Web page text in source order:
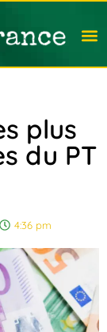
plus
du PT
4:36 pm